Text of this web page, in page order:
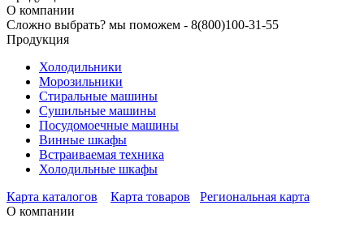
О компании
Сложно выбрать? мы поможем - 8(800)100-31-55
Продукция
Холодильники
Морозильники
Стиральные машины
Сушильные машины
Посудомоечные машины
Винные шкафы
Встраиваемая техника
Холодильные шкафы
Карта каталогов
Карта товаров
Региональная карта
О компании